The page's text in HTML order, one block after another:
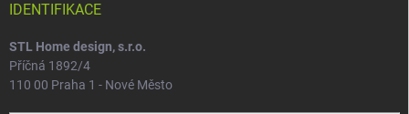
IDENTIFIKACE
STL Home design, s.r.o.
Příčná 1892/4
110 00 Praha 1 - Nové Město